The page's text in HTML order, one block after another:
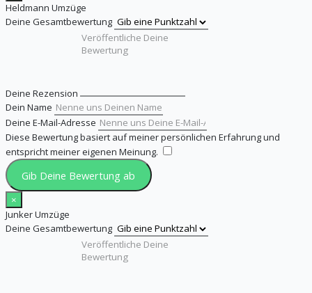
Heldmann Umzüge
Deine Gesamtbewertung
Deine Rezension
Dein Name
Deine E-Mail-Adresse
Diese Bewertung basiert auf meiner persönlichen Erfahrung und
entspricht meiner eigenen Meinung.
Gib Deine Bewertung ab
×
Junker Umzüge
Deine Gesamtbewertung